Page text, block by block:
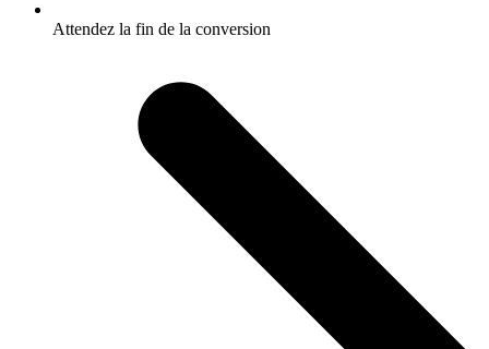
Attendez la fin de la conversion